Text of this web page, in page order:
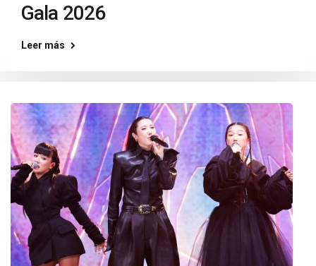
Gala 2026
Leer más